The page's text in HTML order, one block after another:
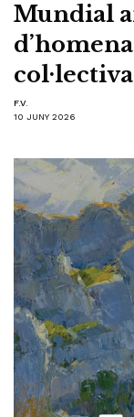
Mundial
col·lectiva
F.V.
10 JUNY 2026